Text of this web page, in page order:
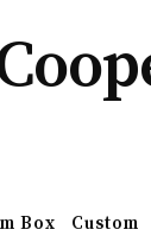
Box Custom